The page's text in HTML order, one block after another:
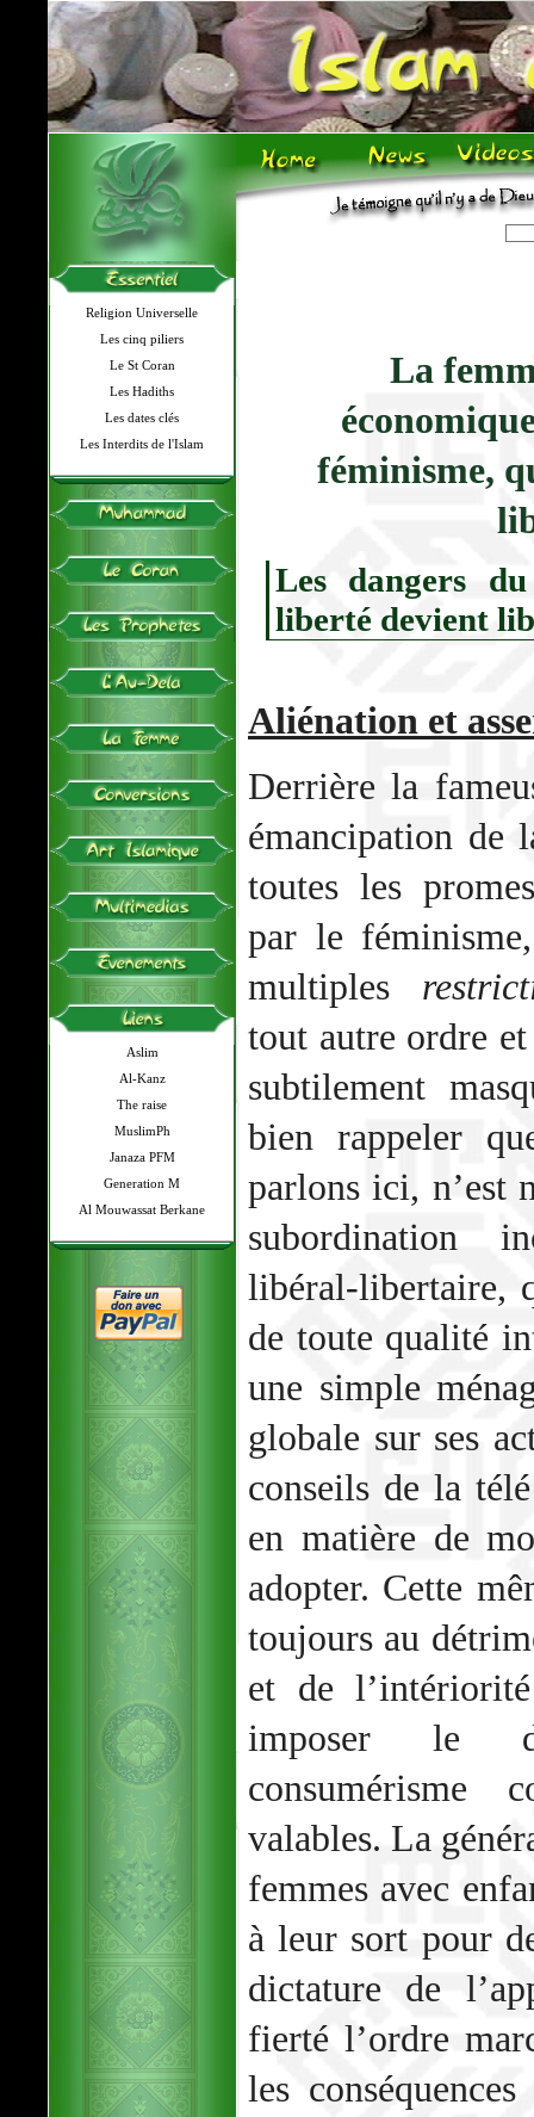
Religion Universelle
Les cinq piliers
Le St Coran
Les Hadiths
Les dates clés
Les Interdits de l'Islam
Aslim
Al-Kanz
The raise
MuslimPh
Janaza PFM
Generation M
Al Mouwassat Berkane
La
féminisme,
Les dangers
liberté devient
Aliénation et
Derrière la
émancipation de
toutes les
par le
multiples
tout autre ordre
subtilement
bien rappeler
parlons ici, n’est
subordination
libéral-libertaire,
de toute qualité
une simple
globale sur ses
conseils de la
en matière de
adopter. Cette
toujours au
et de
imposer le
consumérisme
valables. La
femmes avec
à leur sort pour
dictature de
fierté l’ordre
les